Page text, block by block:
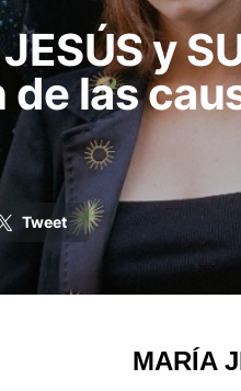
y
de las
Tweet
MARÍA